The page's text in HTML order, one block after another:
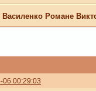
Василенко Романе
06 00:29:03